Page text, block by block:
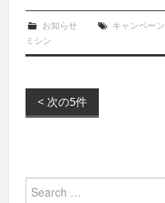
お知らせ キャンペーン
ミシン
Post navigation
< 次の5件
Search for: